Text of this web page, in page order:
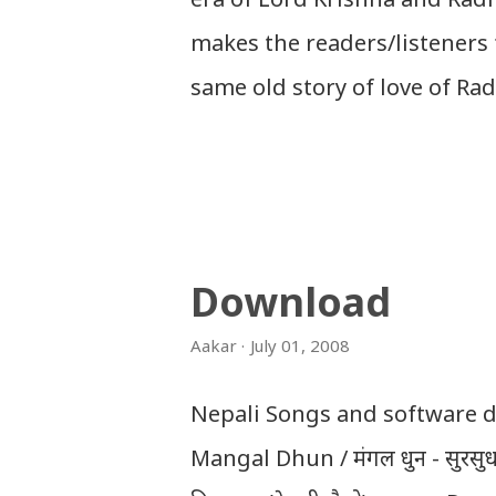
makes the readers/
same old story of love of
teenage they are
Krishna has to go away
people in Vindraban.
seldom does. She is
Download
Aakar July 01, 2008
Nepali Songs and software
Mangal Dhun / मंगल धुन -